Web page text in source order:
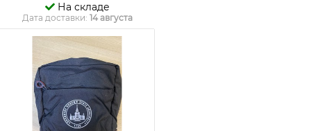
На складе
Дата доставки: 14 августа